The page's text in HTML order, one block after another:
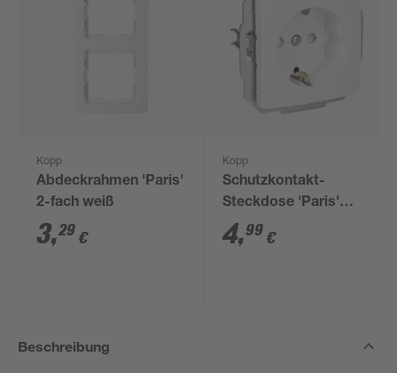
Kopp
Abdeckrahmen 'Paris'
2-fach weiß
3,29 €
Kopp
Schutzkontakt-
Steckdose 'Paris'
arktisweiß
4,99 €
Beschreibung